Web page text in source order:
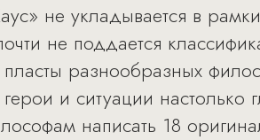
не укладывается в
не поддается
разнообразных
и ситуации настолько
написать 18